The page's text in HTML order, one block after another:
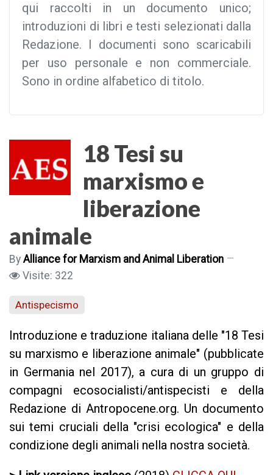
qui raccolti in un documento unico;
introduzioni di libri e testi selezionati dalla
Redazione. I documenti sono scaricabili
per uso personale e non commerciale.
Sono in ordine alfabetico di titolo.
18 Tesi su
marxismo e
liberazione
animale
By Alliance for Marxism and Animal Liberation
Visite: 322
Antispecismo
Introduzione e traduzione italiana delle "18 Tesi
su marxismo e liberazione animale" (pubblicate
in Germania nel 2017), a cura di un gruppo di
compagni ecosocialisti/antispecisti e della
Redazione di Antropocene.org. Un documento
sui temi cruciali della "crisi ecologica" e della
condizione degli animali nella nostra società.